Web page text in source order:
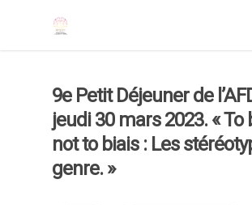
9e Petit Déjeuner de
jeudi 30 mars 2023. « To
not to biais : Les
genre. »